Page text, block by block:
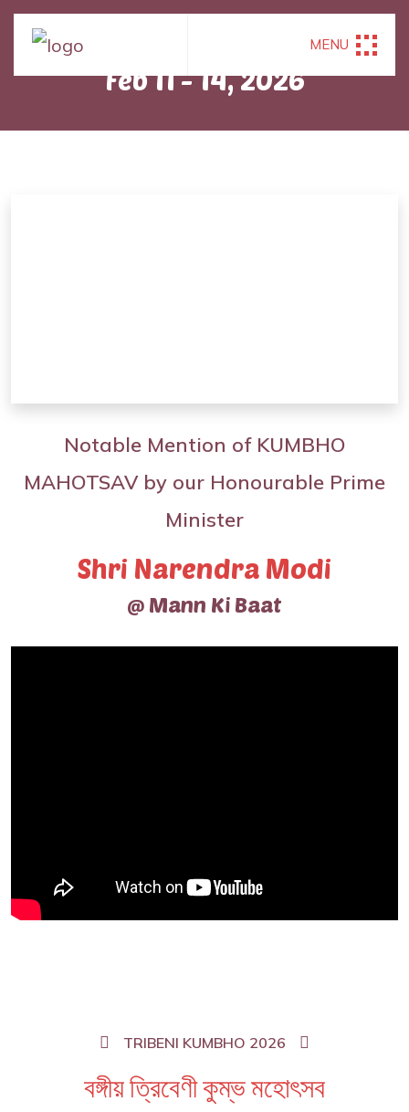
MENU
Feb 11 - 14, 2026
Notable Mention of KUMBHO
MAHOTSAV by our Honourable Prime
Minister
Shri Narendra Modi
@ Mann Ki Baat
TRIBENI KUMBHO 2026
বঙ্গীয় ত্রিবেণী কুম্ভ মহোৎসব